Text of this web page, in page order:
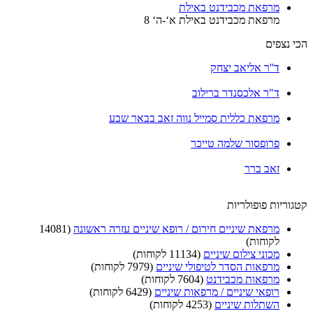
מרפאת מכבידנט באילת
מרפאת מכבידנט באילת א‘-ה‘ 8
הכי נצפים
ד''ר אליאב יצחק
ד"ר אלכסנדר ברילוב
מרפאת כללית סמייל נווה זאב בבאר שבע
פרופסור שלמה טייכר
זאב ברר
קטגוריות פופולריות
מרפאת שיניים חירום / רופא שיניים עזרה ראשונה
(14081
לקוחות)
מכוני צילום שיניים (11134 לקוחות)
מרפאות הסדר לטיפולי שיניים (7979 לקוחות)
מרפאות מכבידנט (7604 לקוחות)
רופאי שיניים / מרפאות שיניים (6429 לקוחות)
השתלות שיניים (4253 לקוחות)